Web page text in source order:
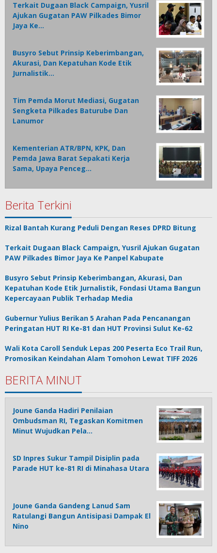
Terkait Dugaan Black Campaign, Yusril
Ajukan Gugatan PAW Pilkades Bimor
Jaya Ke…
Busyro Sebut Prinsip Keberimbangan,
Akurasi, Dan Kepatuhan Kode Etik
Jurnalistik…
Tim Pemda Morut Mediasi, Gugatan
Sengketa Pilkades Baturube Dan
Lanumor
Kementerian ATR/BPN, KPK, Dan
Pemda Jawa Barat Sepakati Kerja
Sama, Upaya Penceg…
Berita Terkini
Rizal Bantah Kurang Peduli Dengan Reses DPRD Bitung
Terkait Dugaan Black Campaign, Yusril Ajukan Gugatan
PAW Pilkades Bimor Jaya Ke Panpel Kabupate
Busyro Sebut Prinsip Keberimbangan, Akurasi, Dan
Kepatuhan Kode Etik Jurnalistik, Fondasi Utama Bangun
Kepercayaan Publik Terhadap Media
Gubernur Yulius Berikan 5 Arahan Pada Pencanangan
Peringatan HUT RI Ke-81 dan HUT Provinsi Sulut Ke-62
Wali Kota Caroll Senduk Lepas 200 Peserta Eco Trail Run,
Promosikan Keindahan Alam Tomohon Lewat TIFF 2026
BERITA MINUT
Joune Ganda Hadiri Penilaian
Ombudsman RI, Tegaskan Komitmen
Minut Wujudkan Pela…
SD Inpres Sukur Tampil Disiplin pada
Parade HUT ke-81 RI di Minahasa Utara
Joune Ganda Gandeng Lanud Sam
Ratulangi Bangun Antisipasi Dampak El
Nino